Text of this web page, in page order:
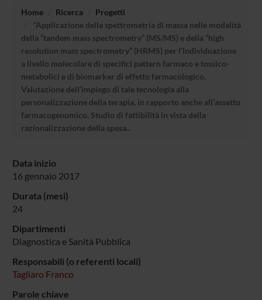
Home Ricerca
Progetti
“Applicazione della spettrometria di massa nelle modalità
della “tandem mass spectrometry” (MS/MS) e della “high
resolution mass spectrometry” (HRMS) per l’individuazione
a livello molecolare di specifici pattern farmaco e tossico-
metabolici e di biomarker di effetto farmacologico.
Valutazione dell’impiego di tale tecnologia alla
personalizzazione della terapia, in rapporto anche all’assetto
farmacogenomico. Studio di fattibilità in vista della
razionalizzazione della spesa..
Data inizio
16 gennaio 2017
Durata (mesi)
24
Dipartimenti
Diagnostica e Sanità Pubblica
Responsabili (o referenti locali)
Tagliaro Franco
Parole chiave